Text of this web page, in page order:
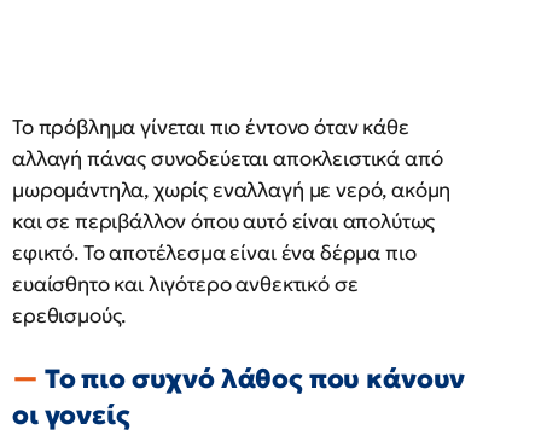
Το πρόβλημα γίνεται πιο έντονο όταν κάθε
αλλαγή πάνας συνοδεύεται αποκλειστικά από
μωρομάντηλα, χωρίς εναλλαγή με νερό, ακόμη
και σε περιβάλλον όπου αυτό είναι απολύτως
εφικτό. Το αποτέλεσμα είναι ένα δέρμα πιο
ευαίσθητο και λιγότερο ανθεκτικό σε
ερεθισμούς.
Το πιο συχνό λάθος που κάνουν
οι γονείς